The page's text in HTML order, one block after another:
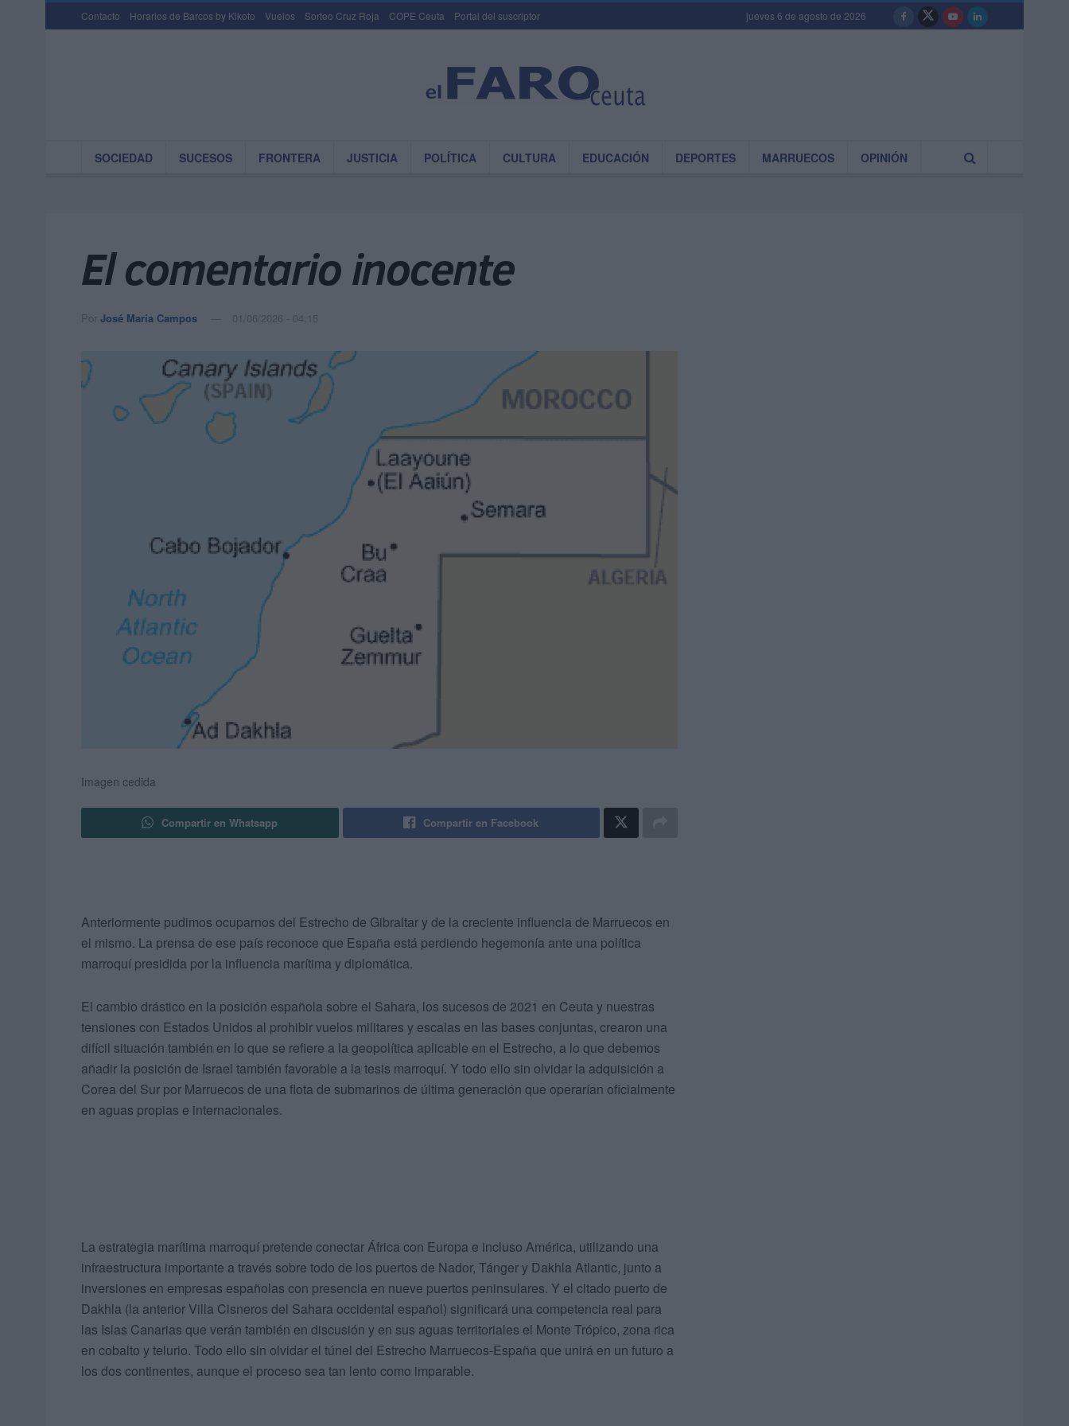
Contacto Horarios de Barcos by Kikoto Vuelos Sorteo Cruz Roja COPE Ceuta Portal del suscriptor jueves 6 de agosto de 2026
SOCIEDAD SUCESOS FRONTERA JUSTICIA POLÍTICA CULTURA EDUCACIÓN DEPORTES MARRUECOS OPINIÓN
El comentario inocente
Por José María Campos 01/06/2026 - 04:15
Imagen cedida
Compartir en Whatsapp Compartir en Facebook
Anteriormente pudimos ocuparnos del Estrecho de Gibraltar y de la creciente influencia de Marruecos en
el mismo. La prensa de ese país reconoce que España está perdiendo hegemonía ante una política
marroquí presidida por la influencia marítima y diplomática.
El cambio drástico en la posición española sobre el Sahara, los sucesos de 2021 en Ceuta y nuestras
tensiones con Estados Unidos al prohibir vuelos militares y escalas en las bases conjuntas, crearon una
difícil situación también en lo que se refiere a la geopolítica aplicable en el Estrecho, a lo que debemos
añadir la posición de Israel también favorable a la tesis marroquí. Y todo ello sin olvidar la adquisición a
Corea del Sur por Marruecos de una flota de submarinos de última generación que operarían oficialmente
en aguas propias e internacionales.
La estrategia marítima marroquí pretende conectar África con Europa e incluso América, utilizando una
infraestructura importante a través sobre todo de los puertos de Nador, Tánger y Dakhla Atlantic, junto a
inversiones en empresas españolas con presencia en nueve puertos peninsulares. Y el citado puerto de
Dakhla (la anterior Villa Cisneros del Sahara occidental español) significará una competencia real para
las Islas Canarias que verán también en discusión y en sus aguas territoriales el Monte Trópico, zona rica
en cobalto y telurio. Todo ello sin olvidar el túnel del Estrecho Marruecos-España que unirá en un futuro a
los dos continentes, aunque el proceso sea tan lento como imparable.